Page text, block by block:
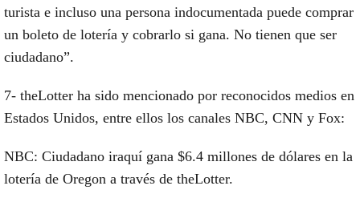
turista e incluso una persona indocumentada puede comprar
un boleto de lotería y cobrarlo si gana. No tienen que ser
ciudadano”.
7- theLotter ha sido mencionado por reconocidos medios en
Estados Unidos, entre ellos los canales NBC, CNN y Fox:
NBC: Ciudadano iraquí gana $6.4 millones de dólares en la
lotería de Oregon a través de theLotter.